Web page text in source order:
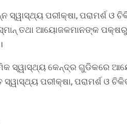
ପରୀକ୍ଷା, ପରାମର୍ଶ ଓ
ତଥା ଆୟୋଜକମାନଙ୍କ
ସ୍ୱାସ୍ଥ୍ୟ କେନ୍ଦ୍ର ଗୁଡିକରେ
ପରୀକ୍ଷା, ପରାମର୍ଶ ଓ